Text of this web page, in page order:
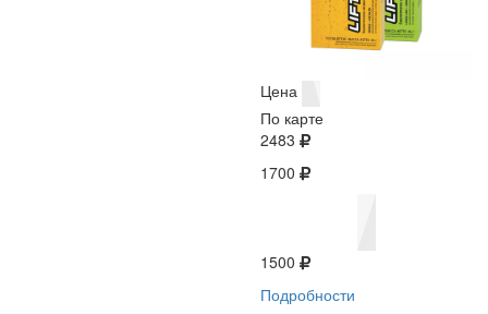
Цена
По карте
2483
1700
1500
Подробности